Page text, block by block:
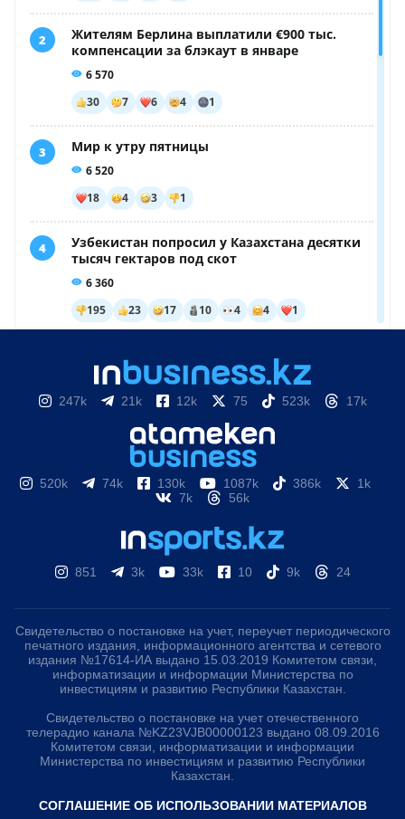
247k 21k 12k 75 523k 17k
520k 74k 130k 1087k 386k
1k
7k
56k
851 3k 33k 10 9k 24
Свидетельство о постановке на учет, переучет периодического
печатного издания, информационного агентства и сетевого
издания №17614-ИА выдано 15.03.2019 Комитетом связи,
информатизации и информации Министерства по
инвестициям и развитию Республики Казахстан.
Свидетельство о постановке на учет отечественного
телерадио канала №KZ23VJB00000123 выдано 08.09.2016
Комитетом связи, информатизации и информации
Министерства по инвестициям и развитию Республики
Казахстан.
СОГЛАШЕНИЕ ОБ ИСПОЛЬЗОВАНИИ МАТЕРИАЛОВ